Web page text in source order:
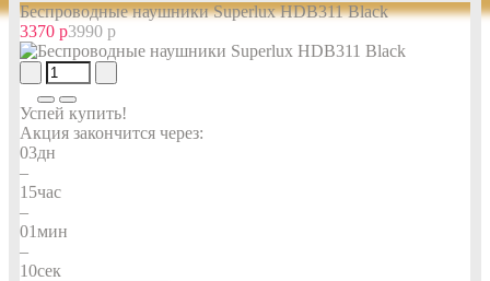
Беспроводные наушники Superlux HDB311 Black
3370 р3990 р
Успей купить!
Акция закончится через:
03дн
–
15час
–
01мин
–
09сек